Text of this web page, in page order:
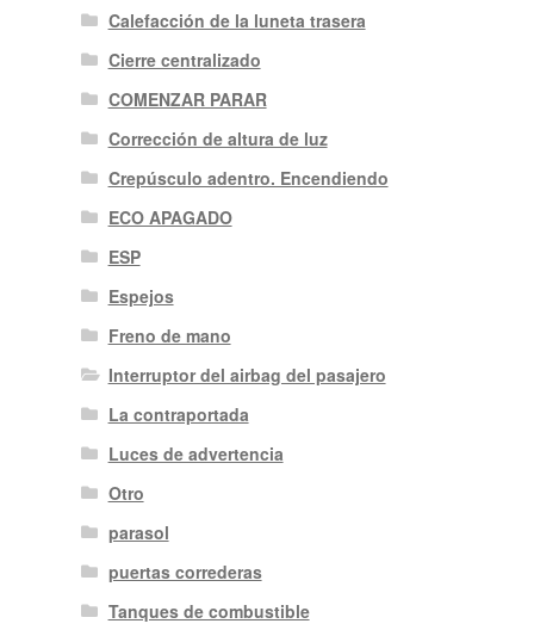
Calefacción de la luneta trasera
Cierre centralizado
COMENZAR PARAR
Corrección de altura de luz
Crepúsculo adentro. Encendiendo
ECO APAGADO
ESP
Espejos
Freno de mano
Interruptor del airbag del pasajero
La contraportada
Luces de advertencia
Otro
parasol
puertas correderas
Tanques de combustible